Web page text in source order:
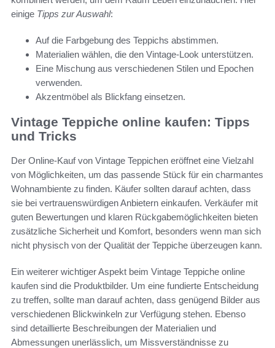
einige Tipps zur Auswahl:
Auf die Farbgebung des Teppichs abstimmen.
Materialien wählen, die den Vintage-Look unterstützen.
Eine Mischung aus verschiedenen Stilen und Epochen
verwenden.
Akzentmöbel als Blickfang einsetzen.
Vintage Teppiche online kaufen: Tipps
und Tricks
Der Online-Kauf von Vintage Teppichen eröffnet eine Vielzahl
von Möglichkeiten, um das passende Stück für ein charmantes
Wohnambiente zu finden. Käufer sollten darauf achten, dass
sie bei vertrauenswürdigen Anbietern einkaufen. Verkäufer mit
guten Bewertungen und klaren Rückgabemöglichkeiten bieten
zusätzliche Sicherheit und Komfort, besonders wenn man sich
nicht physisch von der Qualität der Teppiche überzeugen kann.
Ein weiterer wichtiger Aspekt beim Vintage Teppiche online
kaufen sind die Produktbilder. Um eine fundierte Entscheidung
zu treffen, sollte man darauf achten, dass genügend Bilder aus
verschiedenen Blickwinkeln zur Verfügung stehen. Ebenso
sind detaillierte Beschreibungen der Materialien und
Abmessungen unerlässlich, um Missverständnisse zu